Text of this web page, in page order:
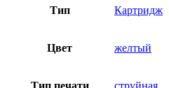
Тип Картридж
Цвет желтый
Тип печати струйная